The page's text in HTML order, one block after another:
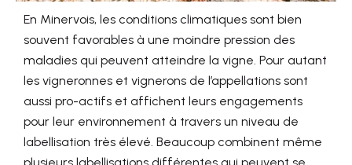
En Minervois, les conditions climatiques sont bien
souvent favorables à une moindre pression des
maladies qui peuvent atteindre la vigne. Pour autant
les vigneronnes et vignerons de l’appellations sont
aussi pro-actifs et affichent leurs engagements
pour leur environnement à travers un niveau de
labellisation très élevé. Beaucoup combinent même